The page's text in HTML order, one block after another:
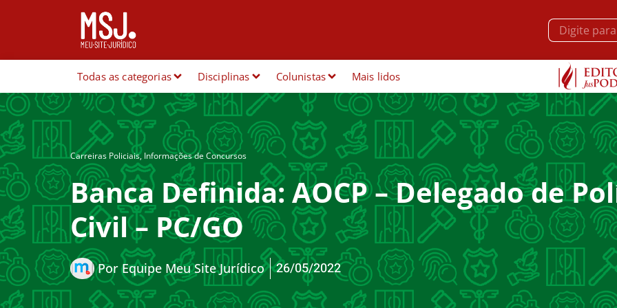
Todas as categorias Disciplinas Colunistas Mais lidos
Carreiras Policiais, Informações de Concursos
Banca Definida: AOCP – Delegado de
Civil – PC/GO
PorEquipe Meu Site Jurídico 26/05/2022